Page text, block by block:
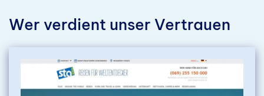
Wer verdient unser Vertrauen